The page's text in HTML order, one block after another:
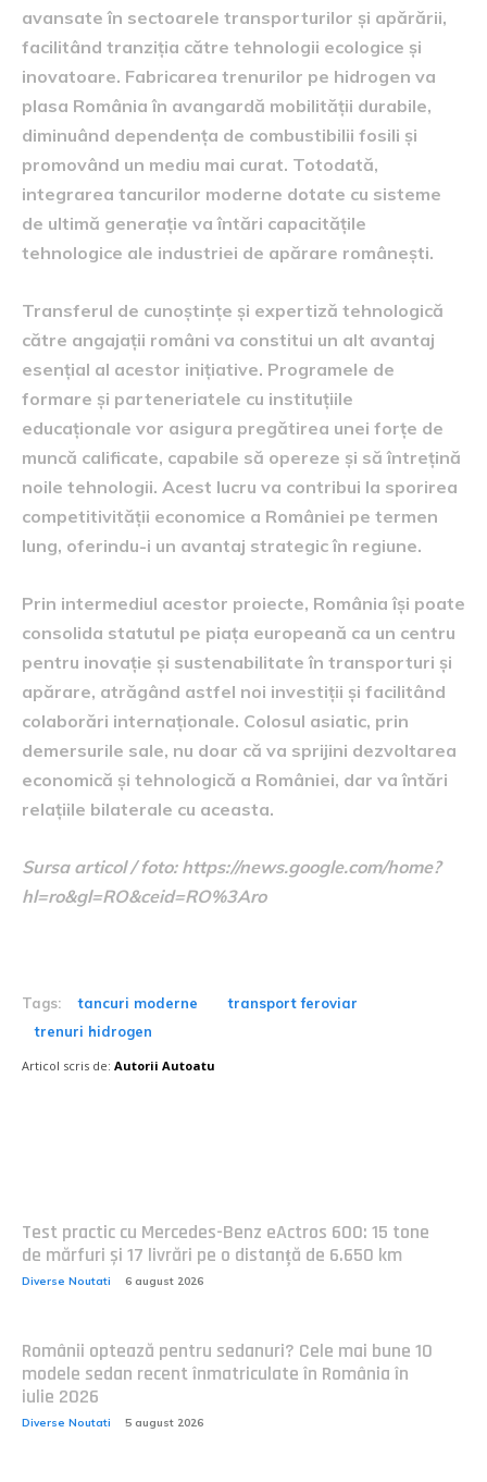
avansate în sectoarele transporturilor și apărării,
facilitând tranziția către tehnologii ecologice și
inovatoare. Fabricarea trenurilor pe hidrogen va
plasa România în avangardă mobilității durabile,
diminuând dependența de combustibilii fosili și
promovând un mediu mai curat. Totodată,
integrarea tancurilor moderne dotate cu sisteme
de ultimă generație va întări capacitățile
tehnologice ale industriei de apărare românești.
Transferul de cunoștințe și expertiză tehnologică
către angajații români va constitui un alt avantaj
esențial al acestor inițiative. Programele de
formare și parteneriatele cu instituțiile
educaționale vor asigura pregătirea unei forțe de
muncă calificate, capabile să opereze și să întrețină
noile tehnologii. Acest lucru va contribui la sporirea
competitivității economice a României pe termen
lung, oferindu-i un avantaj strategic în regiune.
Prin intermediul acestor proiecte, România își poate
consolida statutul pe piața europeană ca un centru
pentru inovație și sustenabilitate în transporturi și
apărare, atrăgând astfel noi investiții și facilitând
colaborări internaționale. Colosul asiatic, prin
demersurile sale, nu doar că va sprijini dezvoltarea
economică și tehnologică a României, dar va întări
relațiile bilaterale cu aceasta.
Sursa articol / foto: https://news.google.com/home?
hl=ro&gl=RO&ceid=RO%3Aro
Tags: tancuri moderne
transport feroviar
trenuri hidrogen
Articol scris de: Autorii Autoatu
Test practic cu Mercedes-Benz eActros 600: 15 tone
de mărfuri și 17 livrări pe o distanță de 6.650 km
Diverse Noutati 6 august 2026
Românii optează pentru sedanuri? Cele mai bune 10
modele sedan recent înmatriculate în România în
iulie 2026
Diverse Noutati 5 august 2026